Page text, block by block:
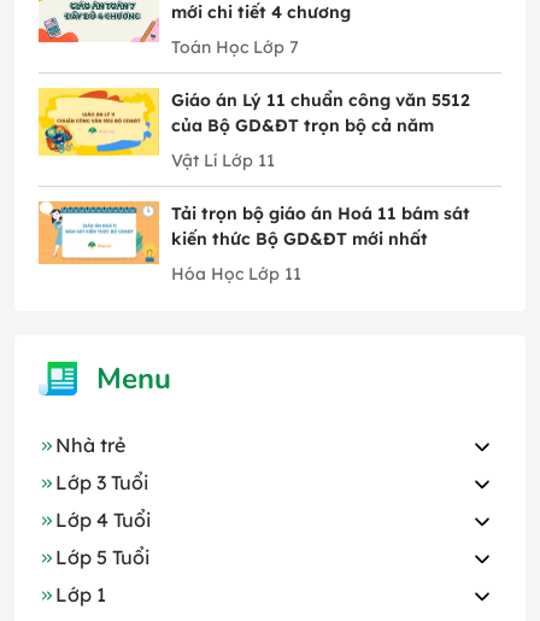
mới chi tiết 4 chương
Toán Học Lớp 7
Giáo án Lý 11 chuẩn công văn 5512
của Bộ GD&ĐT trọn bộ cả năm
Vật Lí Lớp 11
Tải trọn bộ giáo án Hoá 11 bám sát
kiến thức Bộ GD&ĐT mới nhất
Hóa Học Lớp 11
Menu
Nhà trẻ
Lớp 3 Tuổi
Lớp 4 Tuổi
Lớp 5 Tuổi
Lớp 1